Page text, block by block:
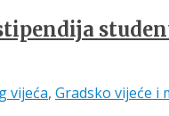
vijeća, Gradsko vijeće i